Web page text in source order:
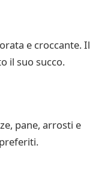
e croccante. Il
il suo succo.
pane, arrosti e